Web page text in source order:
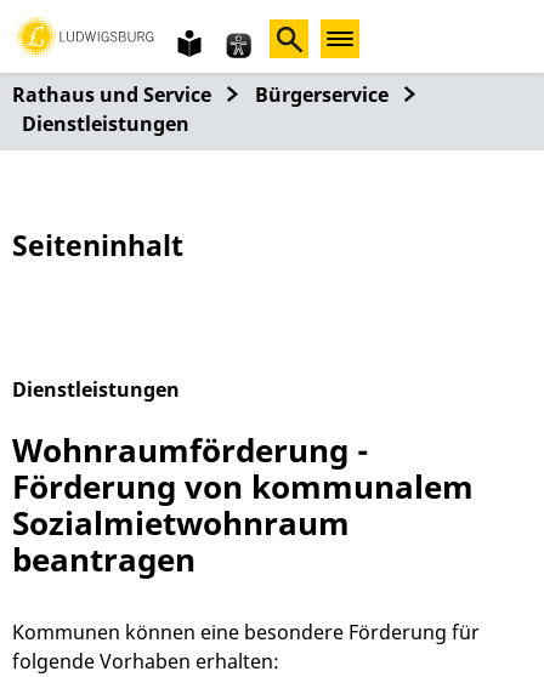
Gebärdensprache
leichte
Sprache
Rathaus und Service
Bürgerservice
Dienstleistungen
Seiteninhalt
Dienstleistungen
Wohnraumförderung -
Förderung von kommunalem
Sozialmietwohnraum
beantragen
Kommunen können eine besondere Förderung für
folgende Vorhaben erhalten: